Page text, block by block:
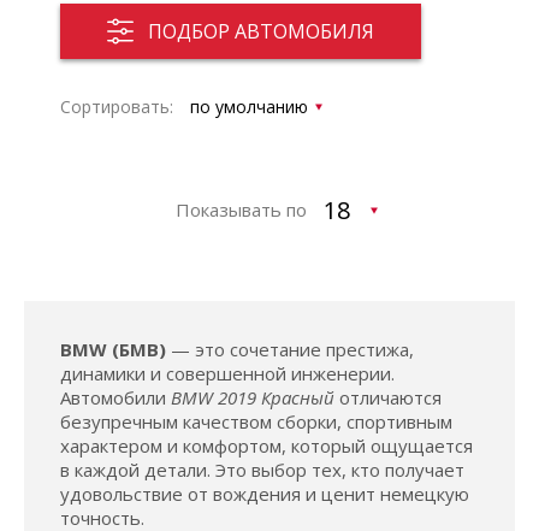
ПОДБОР АВТОМОБИЛЯ
Сортировать:
Показывать по
BMW (БМВ) — это сочетание престижа,
динамики и совершенной инженерии.
Автомобили BMW 2019 Красный отличаются
безупречным качеством сборки, спортивным
характером и комфортом, который ощущается
в каждой детали. Это выбор тех, кто получает
удовольствие от вождения и ценит немецкую
точность.